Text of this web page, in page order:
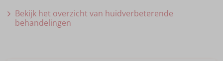
Bekijk het overzicht van huidverbeterende
behandelingen